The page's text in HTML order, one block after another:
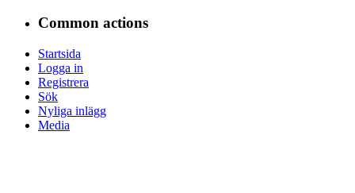
Common actions
Startsida
Logga in
Registrera
Sök
Nyliga inlägg
Media